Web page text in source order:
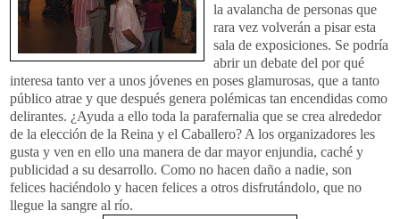
la avalancha de personas que
rara vez volverán a pisar esta
sala de exposiciones. Se podría
abrir un debate del por qué
interesa tanto ver a unos jóvenes en poses glamurosas, que a tanto
público atrae y que después genera polémicas tan encendidas como
delirantes. ¿Ayuda a ello toda la parafernalia que se crea alrededor
de la elección de la Reina y el Caballero? A los organizadores les
gusta y ven en ello una manera de dar mayor enjundia, caché y
publicidad a su desarrollo. Como no hacen daño a nadie, son
felices haciéndolo y hacen felices a otros disfrutándolo, que no
llegue la sangre al río.